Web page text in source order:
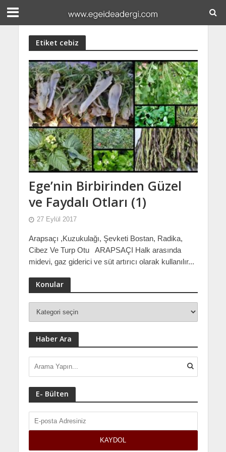
Etiket cebiz
Ege’nin Birbirinden Güzel
ve Faydalı Otları (1)
27 Eylül 2017
Arapsaçı ,Kuzukulağı, Şevketi Bostan, Radika,
Cibez Ve Turp Otu ARAPSAÇI Halk arasında
midevi, gaz giderici ve süt artırıcı olarak kullanılır...
Konular
Haber Ara
E- Bülten